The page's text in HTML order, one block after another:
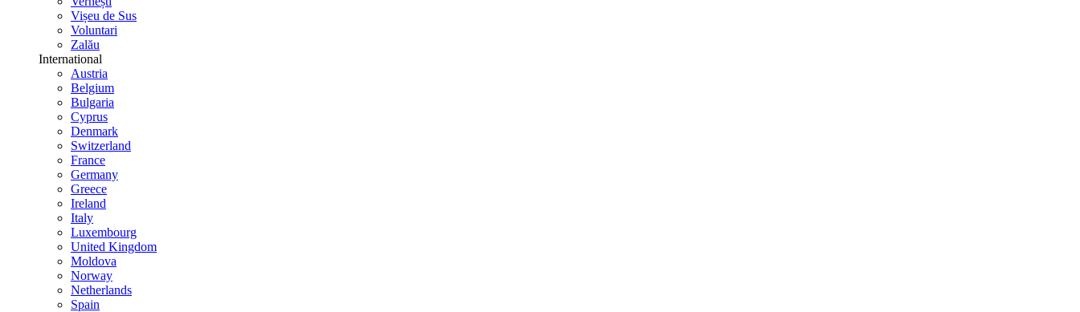
Vișeu de Sus
Voluntari
Zalău
International
Austria
Belgium
Bulgaria
Cyprus
Denmark
Switzerland
France
Germany
Greece
Ireland
Italy
Luxembourg
United Kingdom
Moldova
Norway
Netherlands
Spain